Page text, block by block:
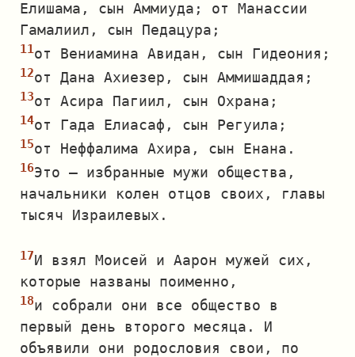
Елишама, сын Аммиуда; от Манассии
Гамалиил, сын Педацура;
от Вениамина Авидан, сын Гидеония;
от Дана Ахиезер, сын Аммишаддая;
от Асира Пагиил, сын Охрана;
от Гада Елиасаф, сын Регуила;
от Неффалима Ахира, сын Енана.
Это — избранные мужи общества,
начальники колен отцов своих, главы
тысяч Израилевых.
И взял Моисей и Аарон мужей сих,
которые названы поименно,
и собрали они все общество в
первый день второго месяца. И
объявили они родословия свои, по